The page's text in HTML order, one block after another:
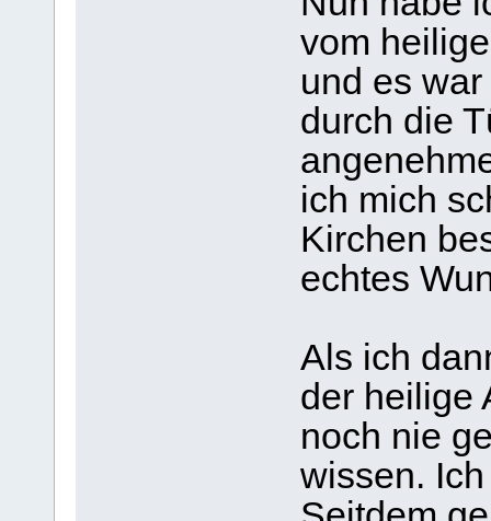
vom
und es
durch die
ich mich
Kirchen
echtes
Als ich
der heilige
noch nie
wissen.